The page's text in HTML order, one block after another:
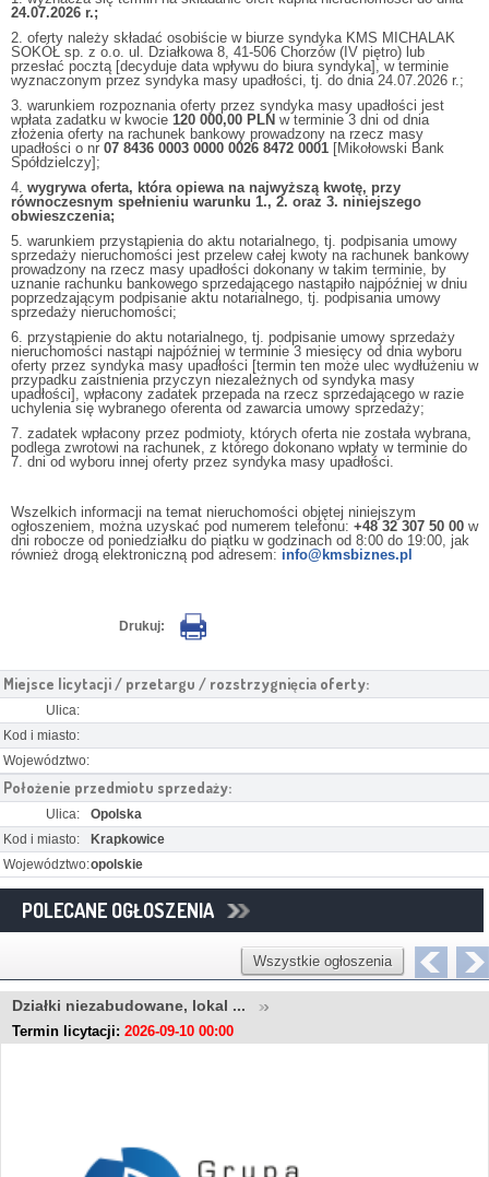
24.07.2026 r.;
2. oferty należy składać osobiście w biurze syndyka KMS MICHALAK
SOKÓŁ sp. z o.o. ul. Działkowa 8, 41-506 Chorzów (IV piętro) lub
przesłać pocztą [decyduje data wpływu do biura syndyka], w terminie
wyznaczonym przez syndyka masy upadłości, tj. do dnia 24.07.2026 r.;
3. warunkiem rozpoznania oferty przez syndyka masy upadłości jest
wpłata zadatku w kwocie 120 000,00 PLN w terminie 3 dni od dnia
złożenia oferty na rachunek bankowy prowadzony na rzecz masy
upadłości o nr 07 8436 0003 0000 0026 8472 0001 [Mikołowski Bank
Spółdzielczy];
4. wygrywa oferta, która opiewa na najwyższą kwotę, przy
równoczesnym spełnieniu warunku 1., 2. oraz 3. niniejszego
obwieszczenia;
5. warunkiem przystąpienia do aktu notarialnego, tj. podpisania umowy
sprzedaży nieruchomości jest przelew całej kwoty na rachunek bankowy
prowadzony na rzecz masy upadłości dokonany w takim terminie, by
uznanie rachunku bankowego sprzedającego nastąpiło najpóźniej w dniu
poprzedzającym podpisanie aktu notarialnego, tj. podpisania umowy
sprzedaży nieruchomości;
6. przystąpienie do aktu notarialnego, tj. podpisanie umowy sprzedaży
nieruchomości nastąpi najpóźniej w terminie 3 miesięcy od dnia wyboru
oferty przez syndyka masy upadłości [termin ten może ulec wydłużeniu w
przypadku zaistnienia przyczyn niezależnych od syndyka masy
upadłości], wpłacony zadatek przepada na rzecz sprzedającego w razie
uchylenia się wybranego oferenta od zawarcia umowy sprzedaży;
7. zadatek wpłacony przez podmioty, których oferta nie została wybrana,
podlega zwrotowi na rachunek, z którego dokonano wpłaty w terminie do
7. dni od wyboru innej oferty przez syndyka masy upadłości.
Wszelkich informacji na temat nieruchomości objętej niniejszym
ogłoszeniem, można uzyskać pod numerem telefonu: +48 32 307 50 00 w
dni robocze od poniedziałku do piątku w godzinach od 8:00 do 19:00, jak
również drogą elektroniczną pod adresem: info@kmsbiznes.pl
Drukuj:
Miejsce licytacji / przetargu / rozstrzygnięcia oferty:
Ulica:
Kod i miasto:
Województwo:
Położenie przedmiotu sprzedaży:
Ulica:
Opolska
Kod i miasto:
Krapkowice
Województwo:opolskie
POLECANE OGŁOSZENIA
Wszystkie ogłoszenia
Działki niezabudowane, lokal ...
Termin licytacji: 2026-09-10 00:00